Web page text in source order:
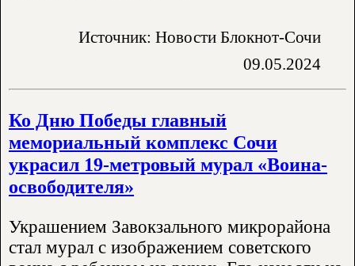
Источник: Новости Блокнот-Сочи
09.05.2024
Ко Дню Победы главный
мемориальный комплекс Сочи
украсил 19-метровый мурал «Воина-
освободителя»
Украшением Завокзального микрорайона
стал мурал с изображением советского